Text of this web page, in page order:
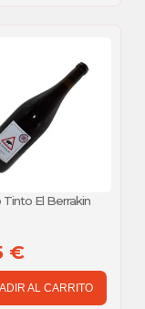
Tinto El Berrakin
€
AL CARRITO